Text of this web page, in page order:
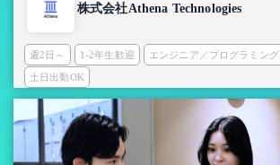
株式会社Athena Technologies
週2日～ 1-2年生歓迎 エンジニア／プログラミング
土日出勤OK